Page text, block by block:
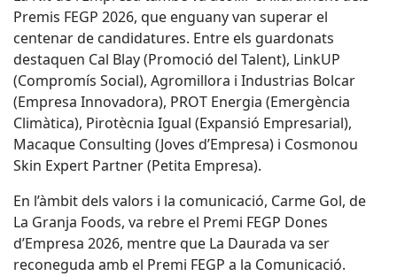
Premis FEGP 2026, que enguany van superar el
centenar de candidatures. Entre els guardonats
destaquen Cal Blay (Promoció del Talent), LinkUP
(Compromís Social), Agromillora i Industrias Bolcar
(Empresa Innovadora), PROT Energia (Emergència
Climàtica), Pirotècnia Igual (Expansió Empresarial),
Macaque Consulting (Joves d’Empresa) i Cosmonou
Skin Expert Partner (Petita Empresa).
En l’àmbit dels valors i la comunicació, Carme Gol, de
La Granja Foods, va rebre el Premi FEGP Dones
d’Empresa 2026, mentre que La Daurada va ser
reconeguda amb el Premi FEGP a la Comunicació.